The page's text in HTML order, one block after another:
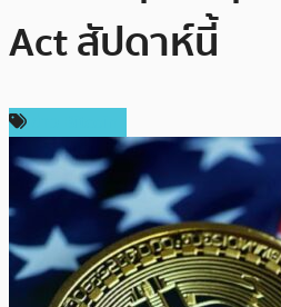
Act สัปดาห์นี้